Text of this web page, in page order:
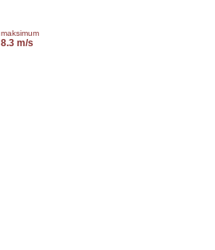
maksimum
8.3 m/s